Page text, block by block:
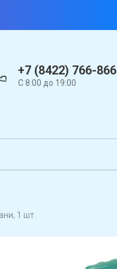
+7 (8422) 766-866
С 8:00 до 19:00
1 шт.